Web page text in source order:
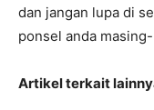
dan jangan lupa di
ponsel anda
Artikel terkait